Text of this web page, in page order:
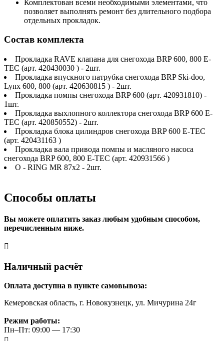
Комплектован всеми необходимыми элементами, что
позволяет выполнять ремонт без длительного подбора
отдельных прокладок.
Состав комплекта
Прокладка RAVE клапана для снегохода BRP 600, 800 E-
TEC (арт. 420430030 ) - 2шт.
Прокладка впускного патрубка снегохода BRP Ski-doo,
Lynx 600, 800 (арт. 420630815 ) - 2шт.
Прокладка помпы снегохода BRP 600 (арт. 420931810) -
1шт.
Прокладка выхлопного коллектора снегохода BRP 600 E-
TEC (арт. 420850552) - 2шт.
Прокладка блока цилиндров снегохода BRP 600 E-TEC
(арт. 420431163 )
Прокладка вала привода помпы и масляного насоса
снегохода BRP 600, 800 E-TEC (арт. 420931566 )
O - RING MR 87x2 - 2шт.
Способы оплаты
Вы можете оплатить заказ любым удобным способом,
перечисленным ниже.
Наличный расчёт
Оплата доступна в пункте самовывоза:
Кемеровская область, г. Новокузнецк, ул. Мичурина 24г
Режим работы:
Пн–Пт: 09:00 — 17:30